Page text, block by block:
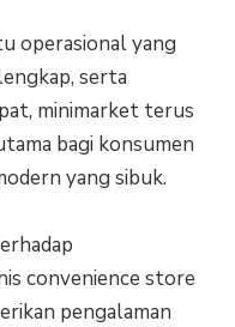
operasional yang
serta
minimarket terus
bagi konsumen
yang sibuk.
convenience store
pengalaman